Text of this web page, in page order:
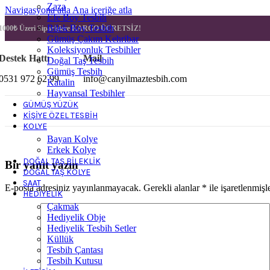
Navigasyona atla Ana içeriğe atla
Üzeri Siparişlere KARGO ÜCRETSİZ!
Hattı
972 62 99
Mail
info@canyilmaztesbih.com
Zaza
Efe Boy Tesbih
Bilek Boy Tesbih
Gümüş Çakım Kehribar
Koleksiyonluk Tesbihler
Doğal Taş Tesbih
Gümüş Tesbih
Katalin
Hayvansal Tesbihler
GÜMÜŞ YÜZÜK
KIŞIYE ÖZEL TESBIH
KOLYE
Bayan Kolye
Erkek Kolye
DOĞAL TAŞ BILEKLIK
DOĞAL TAŞ KOLYE
SAAT
HEDIYELIK
Çakmak
Hediyelik Obje
Hediyelik Tesbih Setler
Küllük
Tesbih Çantası
Tesbih Kutusu
Bir yanıt yazın
E-posta adresiniz yayınlanmayacak. Gerekli alanlar * ile